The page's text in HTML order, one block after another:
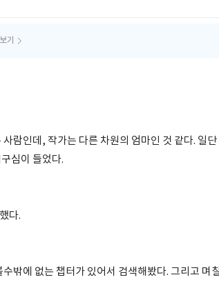
기
람인데, 작가는 다른 차원의 엄마인 것 같다. 일
심이 들었다.
다.
밖에 없는 챕터가 있어서 검색해봤다. 그리고 며